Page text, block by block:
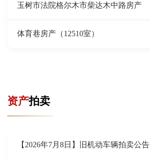
玉树市法院格尔木市柴达木中路房产
体育巷房产（12510室）
资产拍卖
【2026年7月8日】旧机动车辆拍卖公告